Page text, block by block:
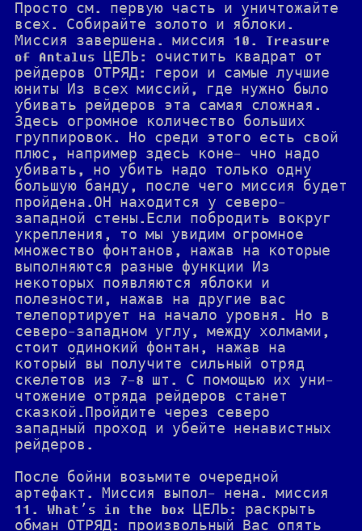
Просто см. первую часть и уничтожайте
всех. Собирайте золото и яблоки.
Миссия завершена. миссия 10. Treasure
of Antalus ЦЕЛЬ: очистить квадрат от
рейдеров ОТРЯД: герои и самые лучшие
юниты Из всех миссий, где нужно было
убивать рейдеров эта самая сложная.
Здесь огромное количество больших
группировок. Но среди этого есть свой
плюс, например здесь коне- чно надо
убивать, но убить надо только одну
большую банду, после чего миссия будет
пройдена.ОН находится у северо-
западной стены.Если побродить вокруг
укрепления, то мы увидим огромное
множество фонтанов, нажав на которые
выполняются разные функции Из
некоторых появляются яблоки и
полезности, нажав на другие вас
телепортирует на начало уровня. Но в
северо-западном углу, между холмами,
стоит одинокий фонтан, нажав на
который вы получите сильный отряд
скелетов из 7-8 шт. С помощью их уни-
чтожение отряда рейдеров станет
сказкой.Пройдите через северо
западный проход и убейте ненавистных
рейдеров.
После бойни возьмите очередной
артефакт. Миссия выпол- нена. миссия
11. What’s in the box ЦЕЛЬ: раскрыть
обман ОТРЯД: произвольный Вас опять